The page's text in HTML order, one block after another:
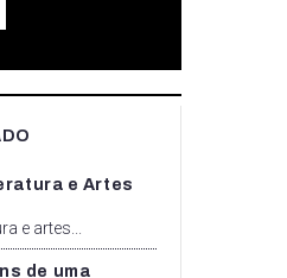
e Artes
e artes...
de uma